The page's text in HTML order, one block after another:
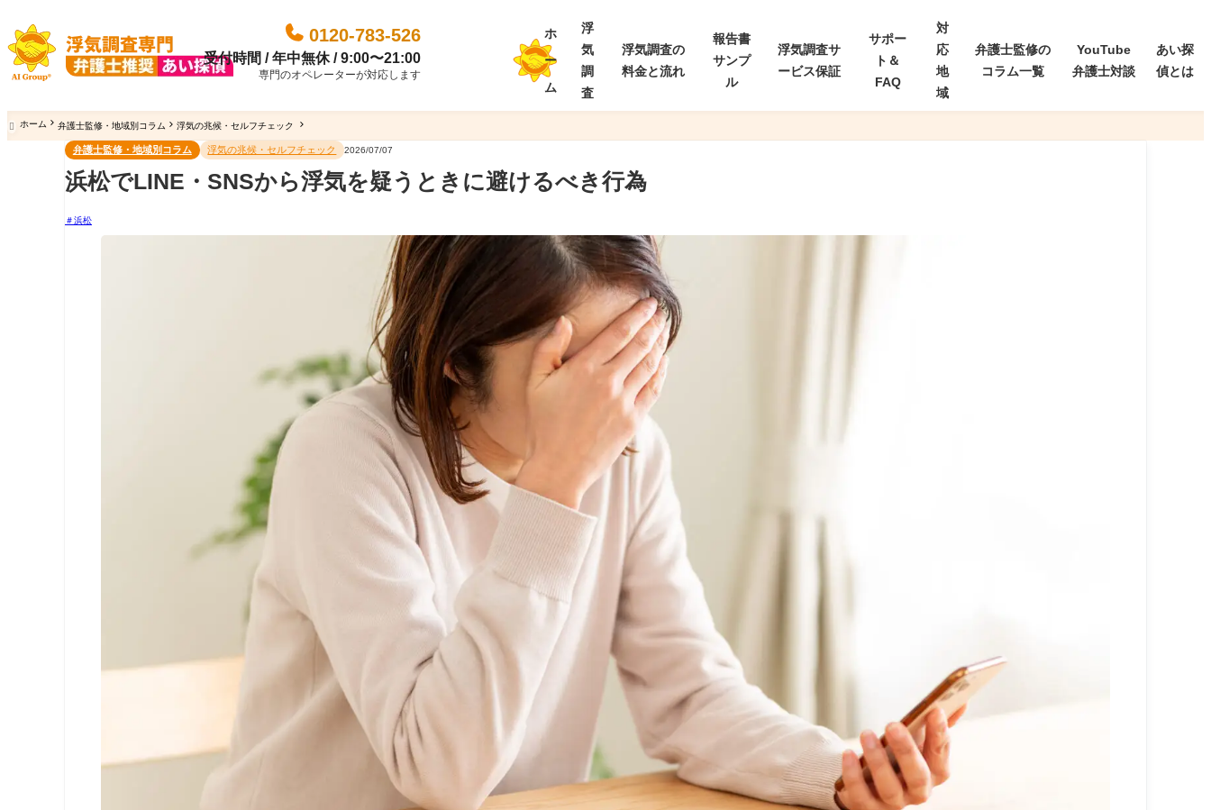
0120-783-526
受付時間 / 年中無休 / 9:00〜21:00
専門のオペレーターが対応します
ホ
ー
ム
浮
気
調
査
浮気調査の
料金と流れ
報告書
サンプ
ル
浮気調査サ
ービス保証
サポー
ト＆
FAQ
対
応
地
域
弁護士監修の
コラム一覧
YouTube
弁護士対談
あい探
偵とは
 ホーム 弁護士監修・地域別コラム 浮気の兆候・セルフチェック
弁護士監修・地域別コラム 浮気の兆候・セルフチェック 2026/07/07
浜松でLINE・SNSから浮気を疑うときに避けるべき行為
浜松